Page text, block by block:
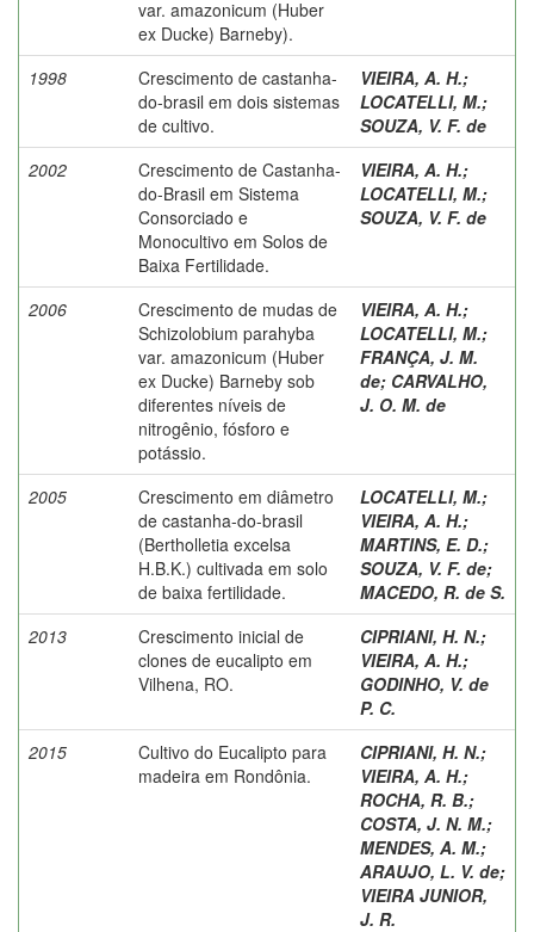
var. amazonicum (Huber
ex Ducke) Barneby).
1998
Crescimento de castanha-
do-brasil em dois sistemas
de cultivo.
VIEIRA, A. H.;
LOCATELLI, M.;
SOUZA, V. F. de
2002
Crescimento de Castanha-
do-Brasil em Sistema
Consorciado e
Monocultivo em Solos de
Baixa Fertilidade.
VIEIRA, A. H.;
LOCATELLI, M.;
SOUZA, V. F. de
2006
Crescimento de mudas de
Schizolobium parahyba
var. amazonicum (Huber
ex Ducke) Barneby sob
diferentes níveis de
nitrogênio, fósforo e
potássio.
VIEIRA, A. H.;
LOCATELLI, M.;
FRANÇA, J. M.
de; CARVALHO,
J. O. M. de
2005
Crescimento em diâmetro
de castanha-do-brasil
(Bertholletia excelsa
H.B.K.) cultivada em solo
de baixa fertilidade.
LOCATELLI, M.;
VIEIRA, A. H.;
MARTINS, E. D.;
SOUZA, V. F. de;
MACEDO, R. de S.
2013
Crescimento inicial de
clones de eucalipto em
Vilhena, RO.
CIPRIANI, H. N.;
VIEIRA, A. H.;
GODINHO, V. de
P. C.
2015
Cultivo do Eucalipto para
madeira em Rondônia.
CIPRIANI, H. N.;
VIEIRA, A. H.;
ROCHA, R. B.;
COSTA, J. N. M.;
MENDES, A. M.;
ARAUJO, L. V. de;
VIEIRA JUNIOR,
J. R.